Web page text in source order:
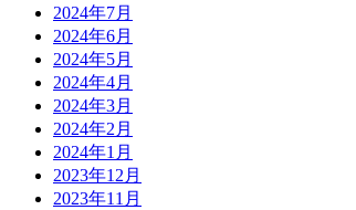
2024年7月
2024年6月
2024年5月
2024年4月
2024年3月
2024年2月
2024年1月
2023年12月
2023年11月